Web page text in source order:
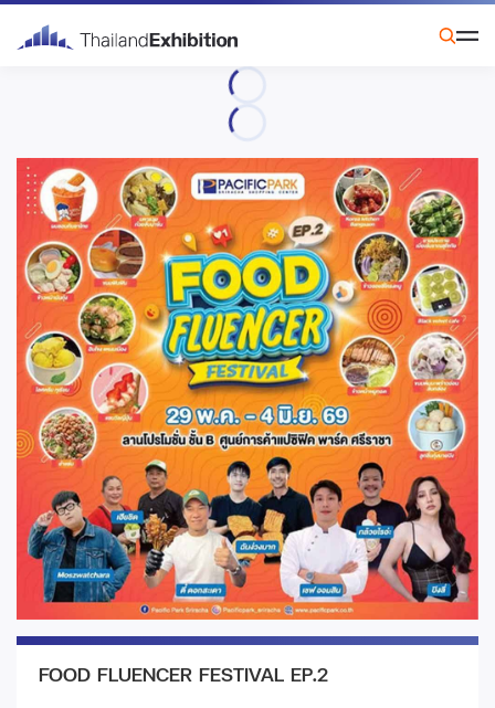
FOOD FLUENCER FESTIVAL EP.2